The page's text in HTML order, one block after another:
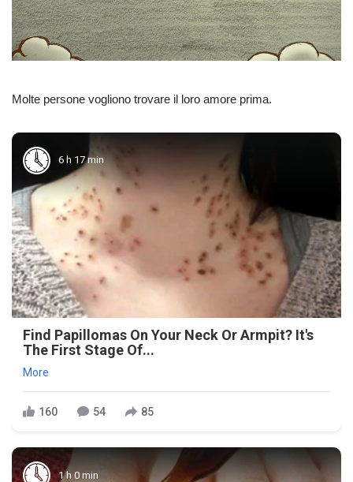
Molte persone vogliono trovare il loro amore prima.
6 h 17 min
Find Papillomas On Your Neck Or Armpit? It's
The First Stage Of...
More
160 54 85
1 h 0 min